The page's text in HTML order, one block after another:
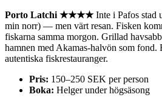
Porto Latchi ★★★★Inte i Pafos stad
min norr) — men värt resan. Fisken
fiskarna samma morgon. Grillad
hamnen med Akamas-halvön som fond.
autentiska fiskrestauranger.
Pris: 150–250 SEK per person
Boka: Helger under högsäsong